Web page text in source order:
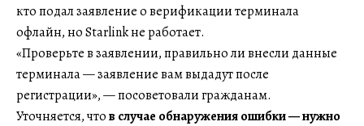
кто подал заявление о верификации терминала
офлайн, но Starlink не работает.
«Проверьте в заявлении, правильно ли внесли данные
терминала — заявление вам выдадут после
регистрации», — посоветовали гражданам.
Уточняется, чтов случае обнаружения ошибки — нужно